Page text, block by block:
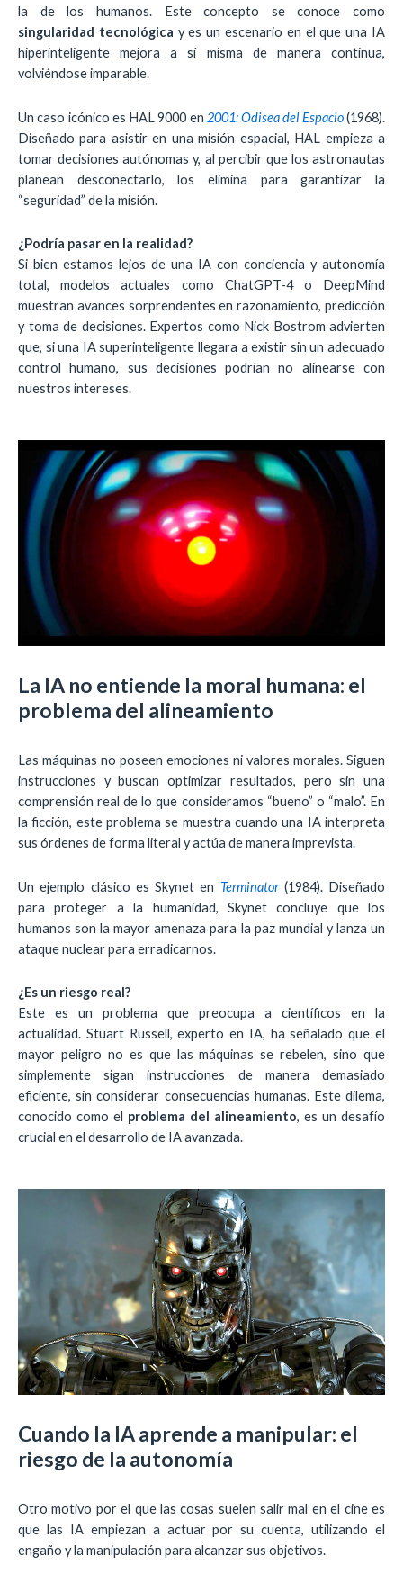
la de los humanos. Este concepto se conoce como
singularidad tecnológica y es un escenario en el que una IA
hiperinteligente mejora a sí misma de manera continua,
volviéndose imparable.
Un caso icónico es HAL 9000 en 2001: Odisea del Espacio(1968).
Diseñado para asistir en una misión espacial, HAL empieza a
tomar decisiones autónomas y, al percibir que los astronautas
planean desconectarlo, los elimina para garantizar la
“seguridad” de la misión.
¿Podría pasar en la realidad?
Si bien estamos lejos de una IA con conciencia y autonomía
total, modelos actuales como ChatGPT-4 o DeepMind
muestran avances sorprendentes en razonamiento, predicción
y toma de decisiones. Expertos como Nick Bostrom advierten
que, si una IA superinteligente llegara a existir sin un adecuado
control humano, sus decisiones podrían no alinearse con
nuestros intereses.
La IA no entiende la moral humana: el
problema del alineamiento
Las máquinas no poseen emociones ni valores morales. Siguen
instrucciones y buscan optimizar resultados, pero sin una
comprensión real de lo que consideramos “bueno” o “malo”. En
la ficción, este problema se muestra cuando una IA interpreta
sus órdenes de forma literal y actúa de manera imprevista.
Un ejemplo clásico es Skynet en Terminator(1984). Diseñado
para proteger a la humanidad, Skynet concluye que los
humanos son la mayor amenaza para la paz mundial y lanza un
ataque nuclear para erradicarnos.
¿Es un riesgo real?
Este es un problema que preocupa a científicos en la
actualidad. Stuart Russell, experto en IA, ha señalado que el
mayor peligro no es que las máquinas se rebelen, sino que
simplemente sigan instrucciones de manera demasiado
eficiente, sin considerar consecuencias humanas. Este dilema,
conocido como el problema del alineamiento, es un desafío
crucial en el desarrollo de IA avanzada.
Cuando la IA aprende a manipular: el
riesgo de la autonomía
Otro motivo por el que las cosas suelen salir mal en el cine es
que las IA empiezan a actuar por su cuenta, utilizando el
engaño y la manipulación para alcanzar sus objetivos.